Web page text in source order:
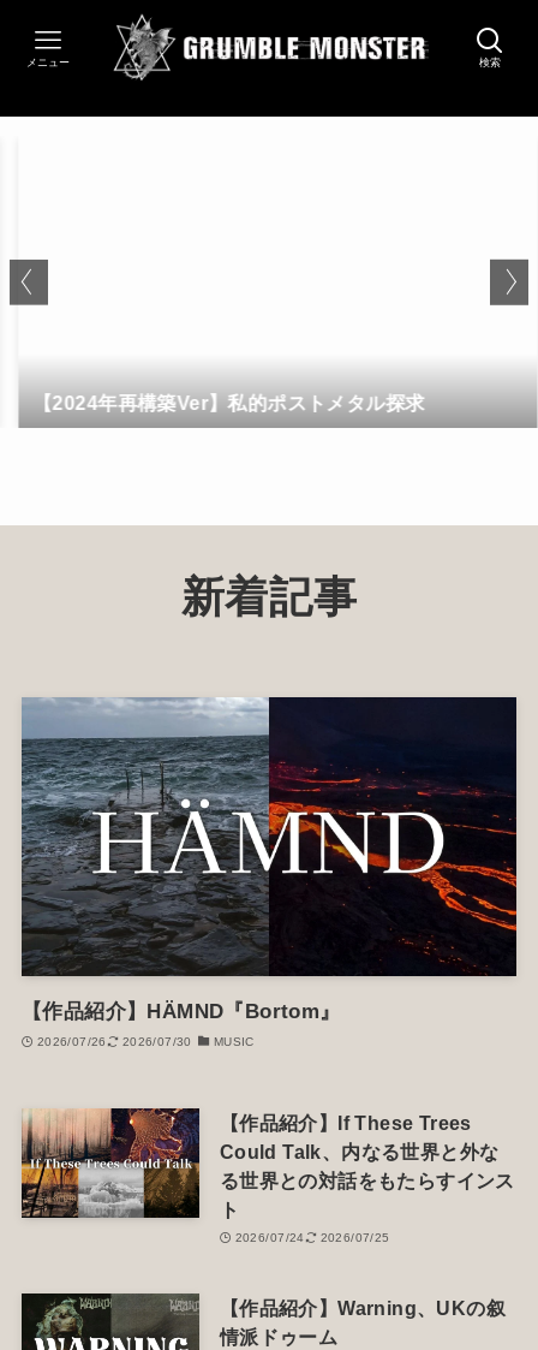
検索
メニュー
【2024年再構築Ver】私的ポストメタル探求
新着記事
【作品紹介】HÄMND『Bortom』
2026/07/26 2026/07/30 MUSIC
【作品紹介】If These Trees
Could Talk、内なる世界と外な
る世界との対話をもたらすインス
ト
2026/07/24 2026/07/25
【作品紹介】Warning、UKの叙
情派ドゥーム